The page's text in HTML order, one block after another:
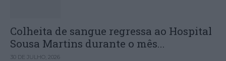
Colheita de sangue regressa ao Hospital
Sousa Martins durante o mês...
30 DE JULHO, 2026